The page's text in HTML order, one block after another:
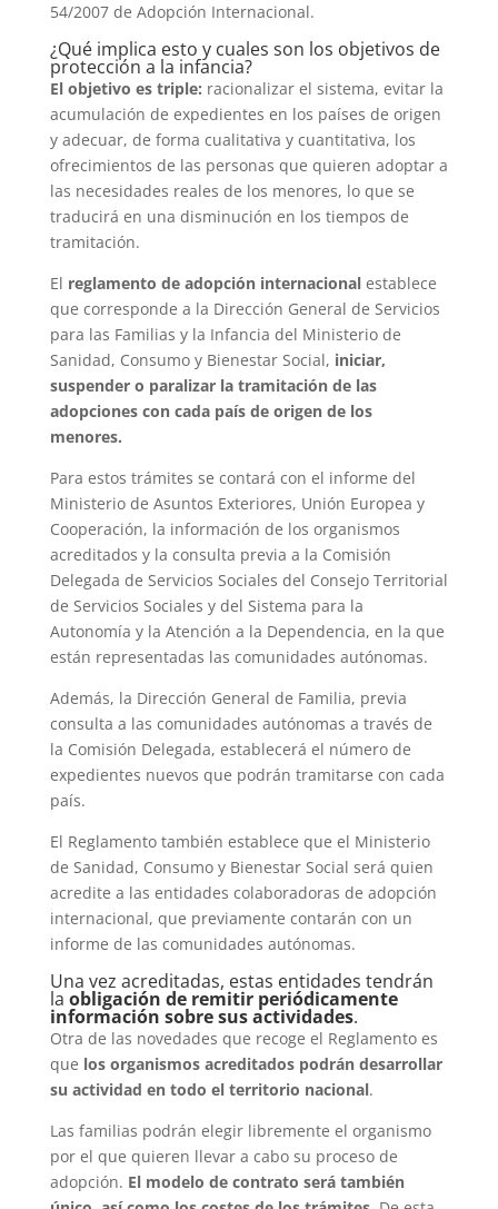
54/2007 de Adopción Internacional.
¿Qué implica esto y cuales son los objetivos de
protección a la infancia?
El objetivo es triple: racionalizar el sistema, evitar la
acumulación de expedientes en los países de origen
y adecuar, de forma cualitativa y cuantitativa, los
ofrecimientos de las personas que quieren adoptar a
las necesidades reales de los menores, lo que se
traducirá en una disminución en los tiempos de
tramitación.
El reglamento de adopción internacionalestablece
que corresponde a la Dirección General de Servicios
para las Familias y la Infancia del Ministerio de
Sanidad, Consumo y Bienestar Social, iniciar,
suspender o paralizar la tramitación de las
adopciones con cada país de origen de los
menores.
Para estos trámites se contará con el informe del
Ministerio de Asuntos Exteriores, Unión Europea y
Cooperación, la información de los organismos
acreditados y la consulta previa a la Comisión
Delegada de Servicios Sociales del Consejo Territorial
de Servicios Sociales y del Sistema para la
Autonomía y la Atención a la Dependencia, en la que
están representadas las comunidades autónomas.
Además, la Dirección General de Familia, previa
consulta a las comunidades autónomas a través de
la Comisión Delegada, establecerá el número de
expedientes nuevos que podrán tramitarse con cada
país.
El Reglamento también establece que el Ministerio
de Sanidad, Consumo y Bienestar Social será quien
acredite a las entidades colaboradoras de adopción
internacional, que previamente contarán con un
informe de las comunidades autónomas.
Una vez acreditadas, estas entidades tendrán
la obligación de remitir periódicamente
información sobre sus actividades.
Otra de las novedades que recoge el Reglamento es
que los organismos acreditados podrán desarrollar
su actividad en todo el territorio nacional.
Las familias podrán elegir libremente el organismo
por el que quieren llevar a cabo su proceso de
adopción. El modelo de contrato será también